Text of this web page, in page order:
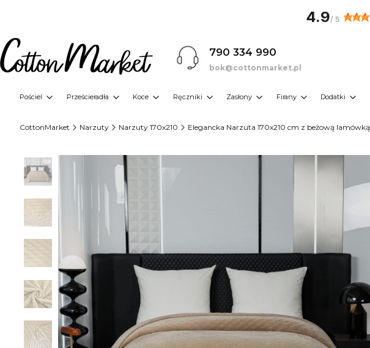
790 334 990
bok@cottonmarket.pl
Pościel Prześcieradła Koce Ręczniki Zasłony Firany Dodatki
CottonMarket Narzuty Narzuty 170x210 Elegancka Narzuta 170x210 cm z beżową lamówką
4.9/ 5